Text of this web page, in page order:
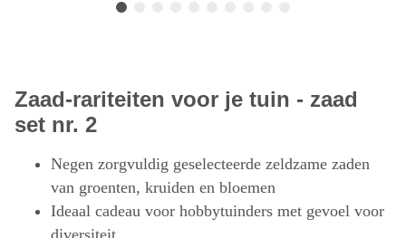
Zaad-rariteiten voor je tuin - zaad
set nr. 2
Negen zorgvuldig geselecteerde zeldzame zaden
van groenten, kruiden en bloemen
Ideaal cadeau voor hobbytuinders met gevoel voor